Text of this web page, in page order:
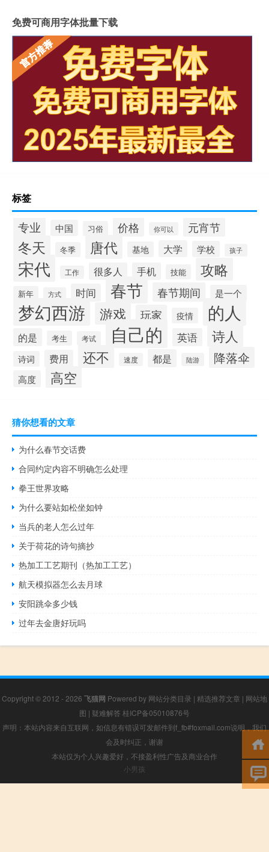
免费可商用字体批量下载
标签
专业 中国 习俗 价格 你可以 元宵节
冬天 冬季 唐代 基地 大学 学校 孩子
宋代 工作 很多人 手机 技能 攻略
新年 方式 时间 春节 春节期间 是一个
梦幻西游 游戏 玩家 疫情 的人
的是 考生 考试 自己的 英语 诗人
诗词 费用 还不 速度 都是 陆游 降落伞
高度 高空
猜你想看的文章
为什么春节交话费
合同约定内容不明确怎么处理
拳王世界攻略
为什么要站如松坐如钟
当兵的老人怎么过年
关于荷花的诗句摘抄
热加工工艺期刊（热加工工艺）
航天模拟器怎么去月球
安阳跳伞多少钱
过年去金唐好玩吗
Copyright © 2012 - 2026 飞猫网 Powered by 网站分类目录 | 精选推荐文章 | 网站地
图 | 疑难解答 桂ICP备05010876号
声明：本站内容来自互联网，如信息有错误可发邮件到f_fb#foxmail.com说明，我们
会及时纠正，谢谢
本站仅为个人兴趣爱好，不接盈利性广告及商业合作
小男孩